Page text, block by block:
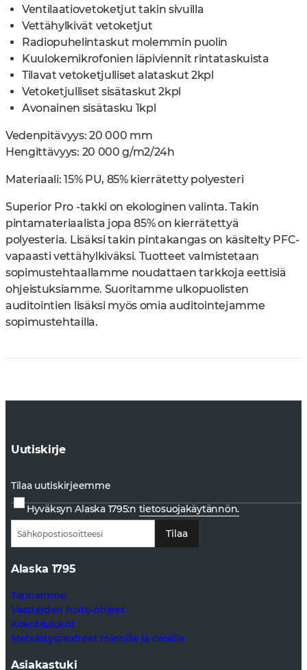
Ventilaatiovetoketjut takin sivuilla
Vettähylkivät vetoketjut
Radiopuhelintaskut molemmin puolin
Kuulokemikrofonien läpiviennit rintataskuista
Tilavat vetoketjulliset alataskut 2kpl
Vetoketjulliset sisätaskut 2kpl
Avonainen sisätasku 1kpl
Vedenpitävyys: 20 000 mm
Hengittävyys: 20 000 g/m2/24h
Materiaali: 15% PU, 85% kierrätetty polyesteri
Superior Pro -takki on ekologinen valinta. Takin
pintamateriaalista jopa 85% on kierrätettyä
polyesteria. Lisäksi takin pintakangas on käsitelty PFC-
vapaasti vettähylkiväksi. Tuotteet valmistetaan
sopimustehtaallamme noudattaen tarkkoja eettisiä
ohjeistuksiamme. Suoritamme ulkopuolisten
auditointien lisäksi myös omia auditointejamme
sopimustehtailla.
Uutiskirje
Tilaa uutiskirjeemme
Hyväksyn Alaska 1795:n tietosuojakäytännön.
Tilaa
Alaska 1795
Tarinamme
Vaatteiden hoito-ohjeet
Kokotaulukot
Metsästysvaatteet miehille ja naisille
Asiakastuki